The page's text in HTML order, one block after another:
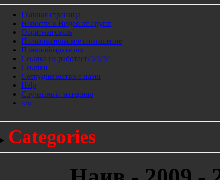
Главная страница
Новости и Видео от Групп
Обратная связь
Пользовательское соглашение
Правообладателям
Ссылка не работает?!?!?!?!
Ссылки
Сотрудничество с нами
Help
Cлучайный материал
test
Categories